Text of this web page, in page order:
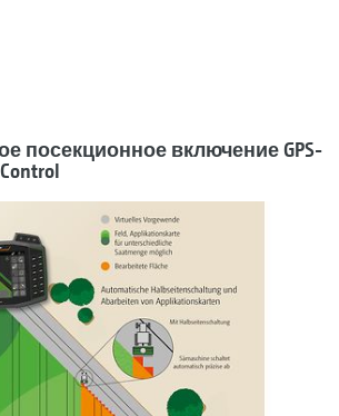
посекционное включение GPS-